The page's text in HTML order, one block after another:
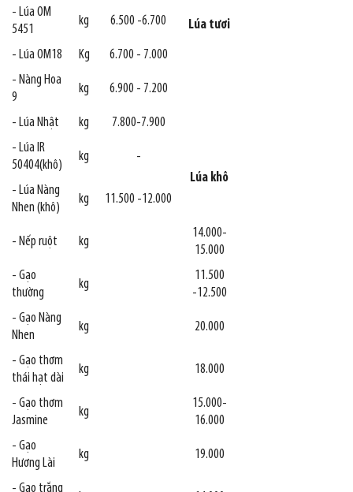
Lúa tươi
- Lúa OM
5451
kg 6.500 -6.700
- Lúa OM18 Kg
6.700 - 7.000
- Nàng Hoa
9
kg 6.900 - 7.200
- Lúa Nhật kg
7.800-7.900
- Lúa IR
50404(khô)
kg
-
Lúa khô
- Lúa Nàng
Nhen (khô)
kg 11.500 -12.000
- Nếp ruột kg
14.000-
15.000
- Gạo
thường
kg
11.500
-12.500
- Gạo Nàng
Nhen
kg 20.000
- Gạo thơm
thái hạt dài
kg 18.000
- Gạo thơm
Jasmine
kg
15.000-
16.000
- Gạo
Hương Lài
kg 19.000
- Gạo trắng